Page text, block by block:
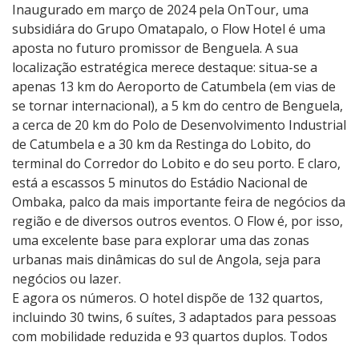
Inaugurado em março de 2024 pela OnTour, uma
subsidiára do Grupo Omatapalo, o Flow Hotel é uma
aposta no futuro promissor de Benguela. A sua
localização estratégica merece destaque: situa-se a
apenas 13 km do Aeroporto de Catumbela (em vias de
se tornar internacional), a 5 km do centro de Benguela,
a cerca de 20 km do Polo de Desenvolvimento Industrial
de Catumbela e a 30 km da Restinga do Lobito, do
terminal do Corredor do Lobito e do seu porto. E claro,
está a escassos 5 minutos do Estádio Nacional de
Ombaka, palco da mais importante feira de negócios da
região e de diversos outros eventos. O Flow é, por isso,
uma excelente base para explorar uma das zonas
urbanas mais dinâmicas do sul de Angola, seja para
negócios ou lazer.
E agora os números. O hotel dispõe de 132 quartos,
incluindo 30 twins, 6 suítes, 3 adaptados para pessoas
com mobilidade reduzida e 93 quartos duplos. Todos